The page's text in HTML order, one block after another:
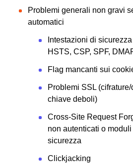
Problemi generali non gravi
automatici
Intestazioni di
HSTS, CSP, SPF,
Flag mancanti sui
Problemi SSL
chiave deboli)
Cross-Site Request
non autenticati o
sicurezza
Clickjacking